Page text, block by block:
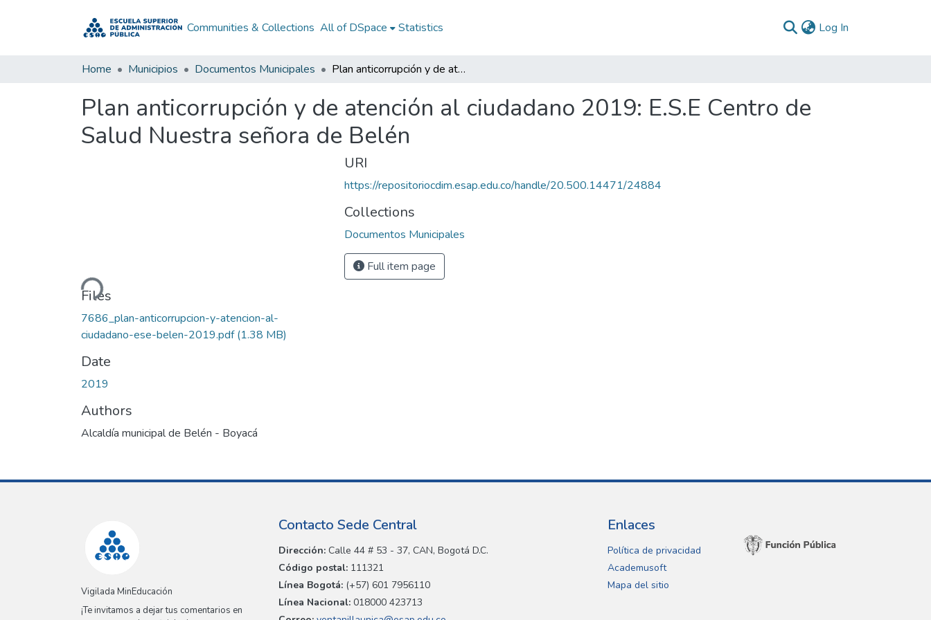
Communities & Collections All of DSpace Statistics Log In
Home Municipios Documentos Municipales Plan anticorrupción y de atención al ciudadano 2019: E.S.E Centro de Salud Nuestra señora de Belén
Plan anticorrupción y de atención al ciudadano 2019: E.S.E Centro de
Salud Nuestra señora de Belén
Loading...
Files
7686_plan-anticorrupcion-y-atencion-al-
ciudadano-ese-belen-2019.pdf(1.38 MB)
Date
2019
Authors
Alcaldía municipal de Belén - Boyacá
URI
https://repositoriocdim.esap.edu.co/handle/20.500.14471/24884
Collections
Documentos Municipales
Full item page
Vigilada MinEducación
¡Te invitamos a dejar tus comentarios en
Contacto Sede Central
Dirección: Calle 44 # 53 - 37, CAN, Bogotá D.C.
Código postal: 111321
Línea Bogotá: (+57) 601 7956110
Línea Nacional: 018000 423713
Enlaces
Política de privacidad
Academusoft
Mapa del sitio